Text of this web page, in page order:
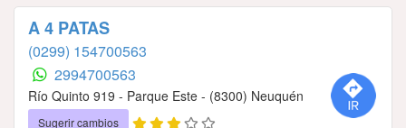
A 4 PATAS
(0299) 154700563
2994700563
Río Quinto 919 - Parque Este - (8300) Neuquén
Sugerir cambios